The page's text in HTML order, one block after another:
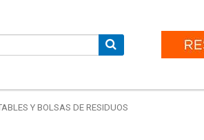
Y BOLSAS DE RESIDUOS